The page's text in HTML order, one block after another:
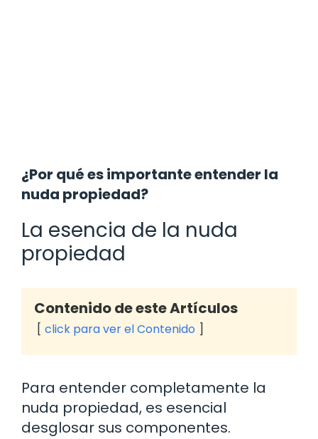
¿Por qué es importante entender la
nuda propiedad?
La esencia de la nuda
propiedad
Contenido de este Artículos
click para ver el Contenido
Para entender completamente la
nuda propiedad, es esencial
desglosar sus componentes.